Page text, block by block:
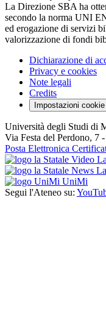
La Direzione SBA ha
secondo la norma UNI
ed erogazione di servizi
valorizzazione di fondi
Dichiarazione di
Privacy e cookies
Note legali
Credits
Impostazioni cookie
Università degli Studi di
Via Festa del Perdono, 7
Posta Elettronica
UniMi
Segui l'Ateneo su: